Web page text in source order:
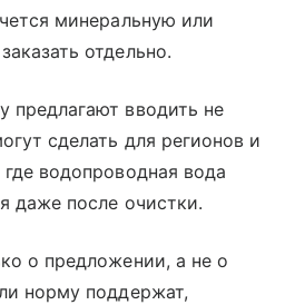
минеральную или
отдельно.
предлагают вводить не
сделать для регионов и
водопроводная вода
даже после очистки.
о предложении, а не о
норму поддержат,